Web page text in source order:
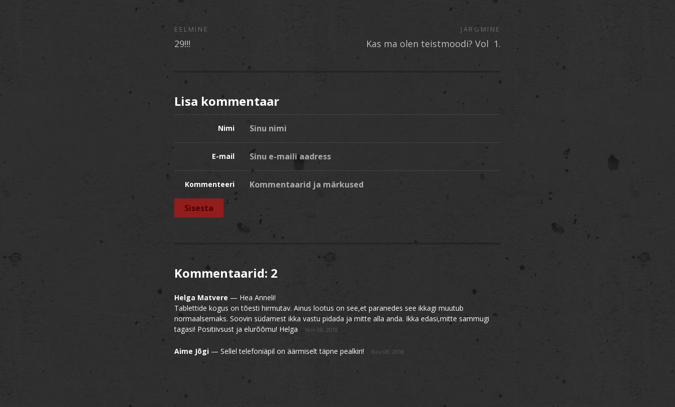
EELMINE
29!!!
JÄRGMINE
Kas ma olen teistmoodi? Vol 1.
Lisa kommentaar
Nimi
E-mail
Kommenteeri
Kommentaarid: 2
Helga Matvere — Hea Anneli!
Tablettide kogus on tõesti hirmutav. Ainus lootus on see,et paranedes see ikkagi muutub
normaalsemaks. Soovin südamest ikka vastu pidada ja mitte alla anda. Ikka edasi,mitte sammugi
tagasi! Positiivsust ja elurõõmu! Helga
Nov 08, 2018
Aime Jõgi — Sellel telefoniäpil on äärmiselt täpne pealkiri! Nov 08, 2018